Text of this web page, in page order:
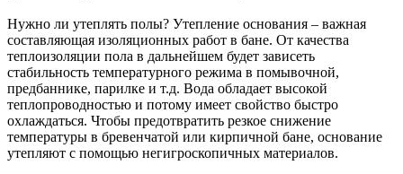
Нужно ли утеплять полы? Утепление основания – важная
составляющая изоляционных работ в бане. От качества
теплоизоляции пола в дальнейшем будет зависеть
стабильность температурного режима в помывочной,
предбаннике, парилке и т.д. Вода обладает высокой
теплопроводностью и потому имеет свойство быстро
охлаждаться. Чтобы предотвратить резкое снижение
температуры в бревенчатой или кирпичной бане, основание
утепляют с помощью негигроскопичных материалов.